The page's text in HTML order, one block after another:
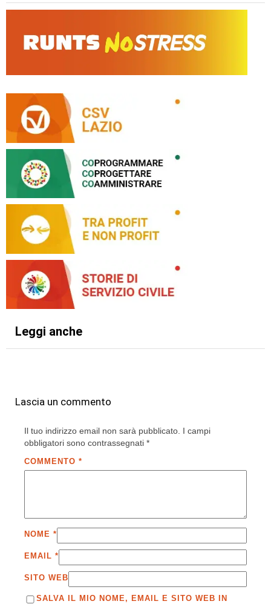
Leggi anche
Lascia un commento
Il tuo indirizzo email non sarà pubblicato. I campi
obbligatori sono contrassegnati *
COMMENTO *
NOME *
EMAIL *
SITO WEB
SALVA IL MIO NOME, EMAIL E SITO WEB IN